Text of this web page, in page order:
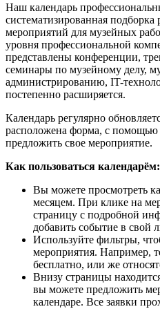
Наш календарь
систематизированная
мероприятий для музейных
уровня профессиональной
представлены конференции,
семинары по музейному делу,
администрированию, IT-
постепенно расширяется.
Календарь регулярно
расположена форма, с
предложить свое мероприятие.
Как пользоваться календарём:
Вы можете просмотреть
месяцем. При клике на
страницу с подробной
добавить событие в свой
Используйте фильтры,
мероприятия. Например,
бесплатно, или же
Внизу страницы
вы можете предложить
календаре. Все заявки